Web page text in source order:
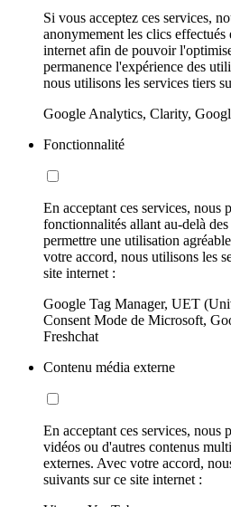
Si vous acceptez ces services,
anonymement les clics
internet afin de pouvoir
permanence l'expérience des
nous utilisons les services tiers
Google Analytics, Clarity,
Fonctionnalité
En acceptant ces services, nous
fonctionnalités allant au-delà
permettre une utilisation
votre accord, nous utilisons les
site internet :
Google Tag Manager, UET
Consent Mode de Microsoft,
Freshchat
Contenu média externe
En acceptant ces services, nous
vidéos ou d'autres contenus
externes. Avec votre accord,
suivants sur ce site internet :